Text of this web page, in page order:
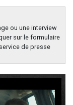
ou une interview
sur le formulaire
de presse